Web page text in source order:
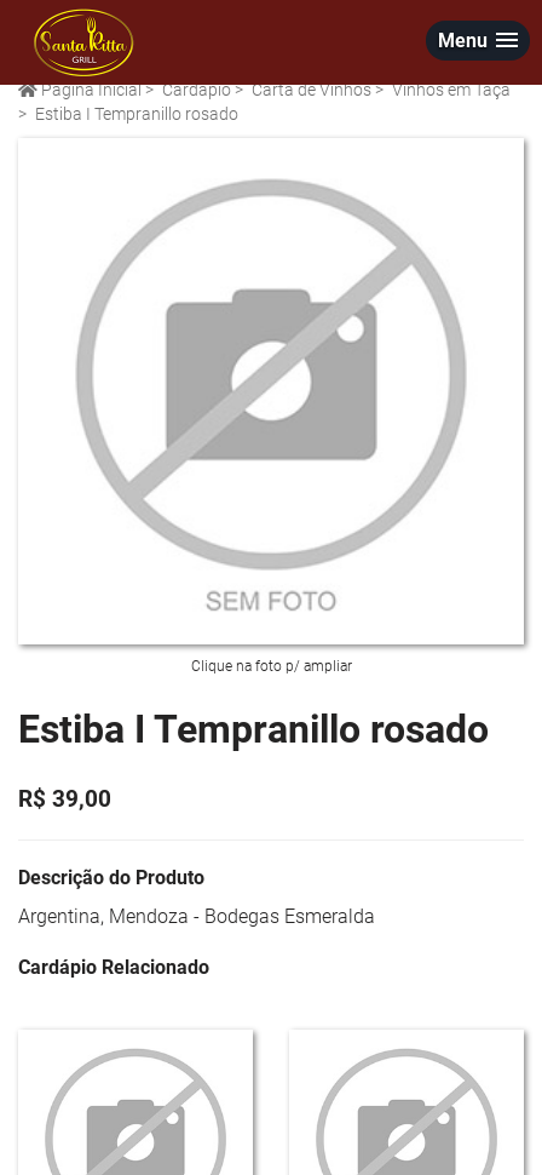
Menu
Página Inicial> Cardápio> Carta de Vinhos> Vinhos em Taça
> Estiba I Tempranillo rosado
Clique na foto p/ ampliar
Estiba I Tempranillo rosado
R$ 39,00
Descrição do Produto
Argentina, Mendoza - Bodegas Esmeralda
Cardápio Relacionado